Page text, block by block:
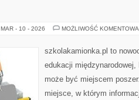
MAR - 10 - 2026 MOŻLIWOŚĆ
szkolakamionka.pl to
edukacji
może być miejscem
miejsce, w którym